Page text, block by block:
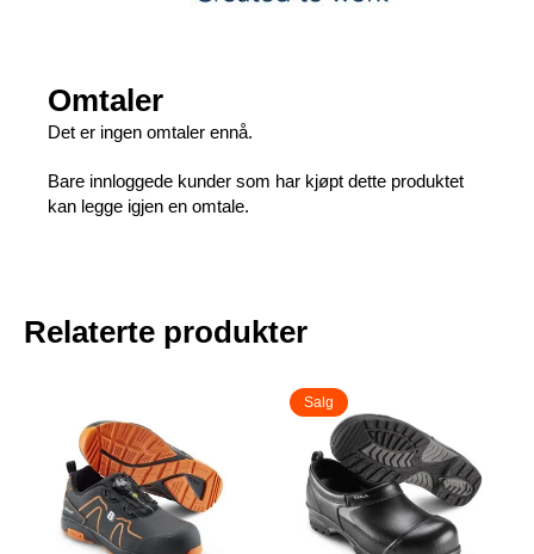
Omtaler
Det er ingen omtaler ennå.
Bare innloggede kunder som har kjøpt dette produktet
kan legge igjen en omtale.
Relaterte produkter
Salg